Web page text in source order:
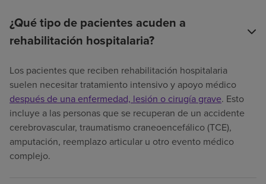
¿Qué tipo de pacientes acuden a
rehabilitación hospitalaria?
Los pacientes que reciben rehabilitación hospitalaria
suelen necesitar tratamiento intensivo y apoyo médico
después de una enfermedad, lesión o cirugía grave. Esto
incluye a las personas que se recuperan de un accidente
cerebrovascular, traumatismo craneoencefálico (TCE),
amputación, reemplazo articular u otro evento médico
complejo.